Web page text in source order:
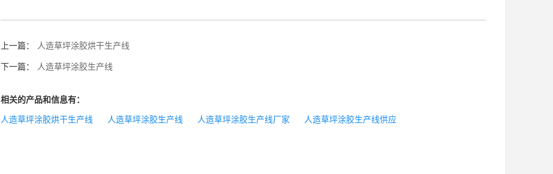
上一篇： 人造草坪涂胶烘干生产线
下一篇： 人造草坪涂胶生产线
相关的产品和信息有：
人造草坪涂胶烘干生产线 人造草坪涂胶生产线 人造草坪涂胶生产线厂家 人造草坪涂胶生产线供应